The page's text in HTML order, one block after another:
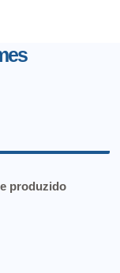
produzido